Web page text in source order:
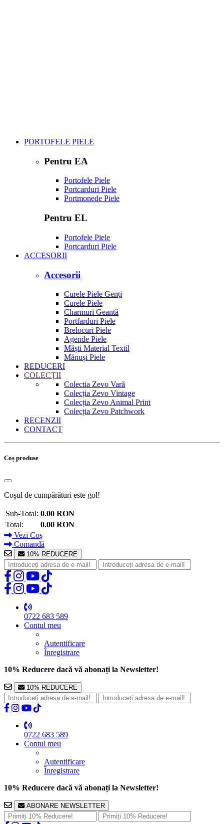
PORTOFELE PIELE
Pentru EA
Portofele Piele
Portcarduri Piele
Portmonede Piele
Pentru EL
Portofele Piele
Portcarduri Piele
ACCESORII
Accesorii
Curele Piele Genți
Curele Piele
Charmuri Geantă
Portfarduri Piele
Brelocuri Piele
Agende Piele
Măști Material Textil
Mănuși Piele
REDUCERI
COLECȚII
Colectia Zevo Vară
Colecția Zevo Vintage
Colecția Zevo Animal Print
Colecția Zevo Patchwork
RECENZII
CONTACT
Coș produse
Coșul de cumpărături este gol!
Sub-Total: 0.00 RON
Total:
0.00 RON
Vezi Coș
Comandă
10% REDUCERE
0722 683 589
Contul meu
Autentificare
Înregistrare
10% Reducere dacă vă abonați la Newsletter!
10% REDUCERE
0722 683 589
Contul meu
Autentificare
Înregistrare
10% Reducere dacă vă abonați la Newsletter!
ABONARE NEWSLETTER